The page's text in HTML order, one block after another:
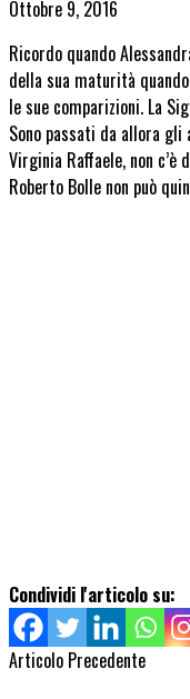
Ottobre 9, 2016
Ricordo quando
della sua maturità
le sue comparizioni. La
Sono passati da allora
Virginia Raffaele, non c’è
Roberto Bolle non può
Condividi l'articolo su:
Articolo Precedente